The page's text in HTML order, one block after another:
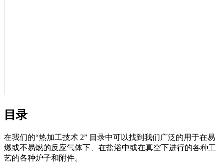
目录
在我们的“热加工技术 2” 目录中可以找到我们广泛的用于在易
燃或不易燃的反应气体下、在盐浴中或在真空下进行的各种工
艺的各种炉子和附件。